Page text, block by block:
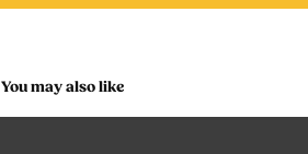
You may also like